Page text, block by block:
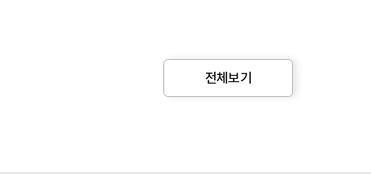
제33~35조)에 걸쳐서 다루어지고 있다. 제33조(확인)는 고영향 해당
전체보기